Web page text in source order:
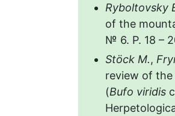
Ryboltovsky
of the
№ 6. P. 18 –
Stöck M.,
review of
(Bufo viridis